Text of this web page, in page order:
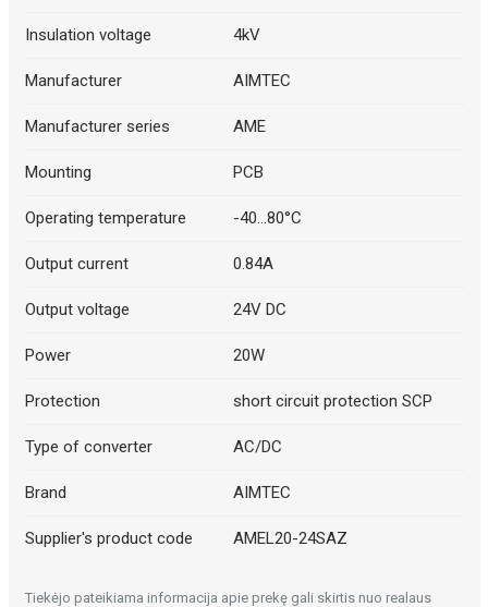
Insulation voltage 4kV
Manufacturer AIMTEC
Manufacturer series AME
Mounting PCB
Operating temperature -40...80°C
Output current 0.84A
Output voltage 24V DC
Power 20W
Protection short circuit protection SCP
Type of converter AC/DC
Brand AIMTEC
Supplier's product code AMEL20-24SAZ
Tiekėjo pateikiama informacija apie prekę gali skirtis nuo realaus